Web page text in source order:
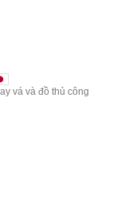
vá và đồ thủ công